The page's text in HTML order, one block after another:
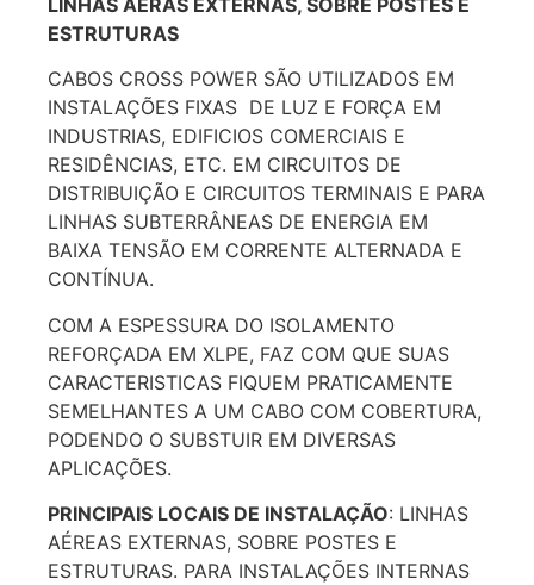
ESTRUTURAS
CABOS CROSS POWER SÃO UTILIZADOS EM
INSTALAÇÕES FIXAS DE LUZ E FORÇA EM
INDUSTRIAS, EDIFICIOS COMERCIAIS E
RESIDÊNCIAS, ETC. EM CIRCUITOS DE
DISTRIBUIÇÃO E CIRCUITOS TERMINAIS E PARA
LINHAS SUBTERRÂNEAS DE ENERGIA EM
BAIXA TENSÃO EM CORRENTE ALTERNADA E
CONTÍNUA.
COM A ESPESSURA DO ISOLAMENTO
REFORÇADA EM XLPE, FAZ COM QUE SUAS
CARACTERISTICAS FIQUEM PRATICAMENTE
SEMELHANTES A UM CABO COM COBERTURA,
PODENDO O SUBSTUIR EM DIVERSAS
APLICAÇÕES.
PRINCIPAIS LOCAIS DE INSTALAÇÃO: LINHAS
AÉREAS EXTERNAS, SOBRE POSTES E
ESTRUTURAS. PARA INSTALAÇÕES INTERNAS